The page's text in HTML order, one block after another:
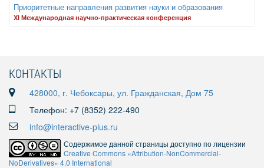
Приоритетные направления развития науки и образования
XI Международная научно-практическая конференция
КОНТАКТЫ
428000, г. Чебоксары, ул. Гражданская, Дом 75
Телефон: +7 (8352) 222-490
info@interactive-plus.ru
Содержимое данной страницы доступно по лицензии
Creative Commons «Attribution-NonCommercial-
NoDerivatives» 4.0 International